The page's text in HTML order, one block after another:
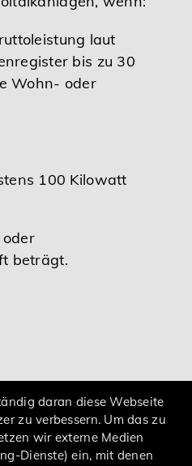
laut
bis zu 30
Wohn- oder
100 Kilowatt
beträgt.
daran diese Webseite
zu verbessern. Um das zu
wir externe Medien
Dienste) ein, mit denen